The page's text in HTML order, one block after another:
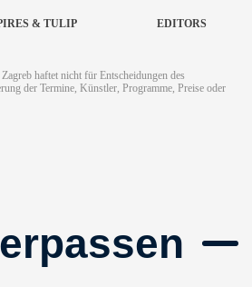
& TULIP EDITORS
haftet nicht für Entscheidungen des
der Termine, Künstler, Programme, Preise oder